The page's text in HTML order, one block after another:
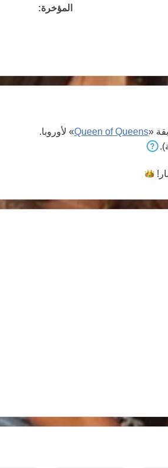
المؤخرة:
«
Queen of Queens» لأوروبا.